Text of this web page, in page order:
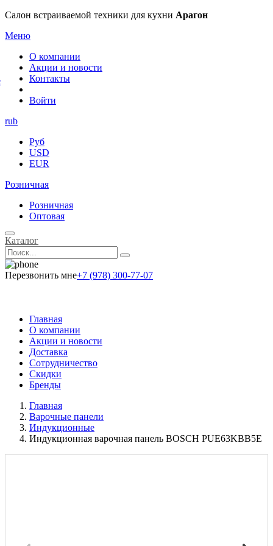
Салон встраиваемой техники для кухни Арагон
Меню
О компании
Акции и новости
Контакты
Войти
rub
Руб
USD
EUR
Розничная
Розничная
Оптовая
Каталог
Перезвонить мне+7 (978) 300-77-07
Главная
О компании
Акции и новости
Доставка
Сотрудничество
Скидки
Бренды
Главная
Варочные панели
Индукционные
Индукционная варочная панель BOSCH PUE63KBB5E